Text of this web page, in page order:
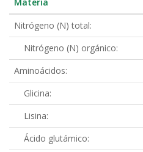
Materia
Nitrógeno (N) total:
Nitrógeno (N) orgánico:
Aminoácidos:
Glicina:
Lisina:
Ácido glutámico: